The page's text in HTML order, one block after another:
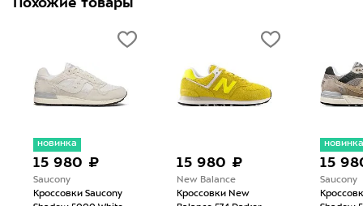
новинка
15 980 ₽
Saucony
Кроссовки Saucony
15 980 ₽
New Balance
Кроссовки New
новинка
15
Saucony